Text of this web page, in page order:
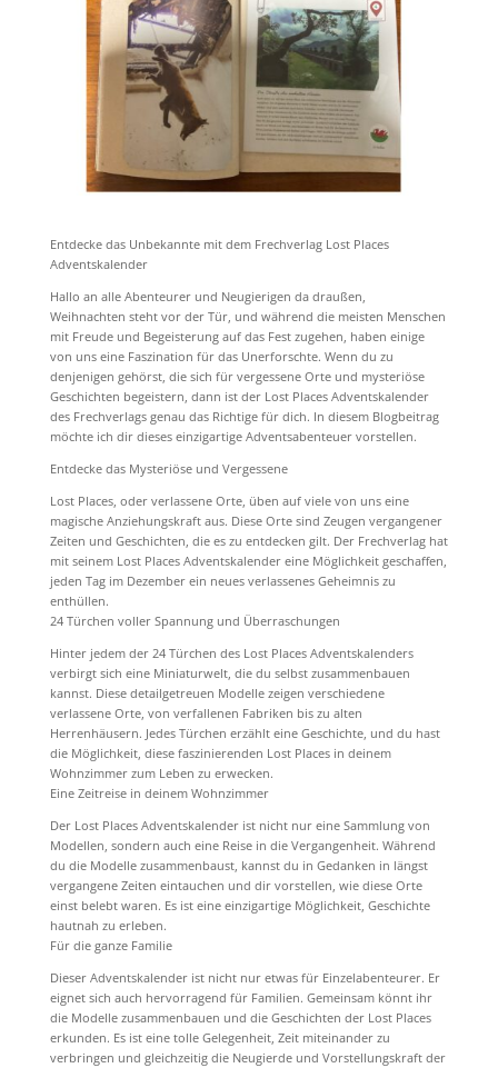
Entdecke das Unbekannte mit dem Frechverlag Lost Places
Adventskalender
Hallo an alle Abenteurer und Neugierigen da draußen,
Weihnachten steht vor der Tür, und während die meisten Menschen
mit Freude und Begeisterung auf das Fest zugehen, haben einige
von uns eine Faszination für das Unerforschte. Wenn du zu
denjenigen gehörst, die sich für vergessene Orte und mysteriöse
Geschichten begeistern, dann ist der Lost Places Adventskalender
des Frechverlags genau das Richtige für dich. In diesem Blogbeitrag
möchte ich dir dieses einzigartige Adventsabenteuer vorstellen.
Entdecke das Mysteriöse und Vergessene
Lost Places, oder verlassene Orte, üben auf viele von uns eine
magische Anziehungskraft aus. Diese Orte sind Zeugen vergangener
Zeiten und Geschichten, die es zu entdecken gilt. Der Frechverlag hat
mit seinem Lost Places Adventskalender eine Möglichkeit geschaffen,
jeden Tag im Dezember ein neues verlassenes Geheimnis zu
enthüllen.
24 Türchen voller Spannung und Überraschungen
Hinter jedem der 24 Türchen des Lost Places Adventskalenders
verbirgt sich eine Miniaturwelt, die du selbst zusammenbauen
kannst. Diese detailgetreuen Modelle zeigen verschiedene
verlassene Orte, von verfallenen Fabriken bis zu alten
Herrenhäusern. Jedes Türchen erzählt eine Geschichte, und du hast
die Möglichkeit, diese faszinierenden Lost Places in deinem
Wohnzimmer zum Leben zu erwecken.
Eine Zeitreise in deinem Wohnzimmer
Der Lost Places Adventskalender ist nicht nur eine Sammlung von
Modellen, sondern auch eine Reise in die Vergangenheit. Während
du die Modelle zusammenbaust, kannst du in Gedanken in längst
vergangene Zeiten eintauchen und dir vorstellen, wie diese Orte
einst belebt waren. Es ist eine einzigartige Möglichkeit, Geschichte
hautnah zu erleben.
Für die ganze Familie
Dieser Adventskalender ist nicht nur etwas für Einzelabenteurer. Er
eignet sich auch hervorragend für Familien. Gemeinsam könnt ihr
die Modelle zusammenbauen und die Geschichten der Lost Places
erkunden. Es ist eine tolle Gelegenheit, Zeit miteinander zu
verbringen und gleichzeitig die Neugierde und Vorstellungskraft der